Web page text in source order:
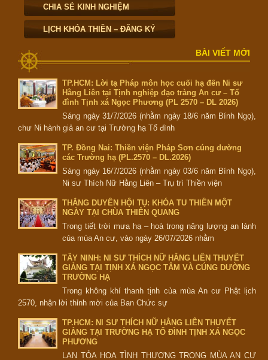
CHIA SẺ KINH NGHIỆM
LỊCH KHÓA THIỀN – ĐĂNG KÝ
BÀI VIẾT MỚI
TP.HCM: Lời tạ Pháp môn học cuối hạ đến Ni sư
Hằng Liên tại Tịnh nghiệp đạo tràng An cư – Tổ
đình Tịnh xá Ngọc Phương (PL 2570 – DL 2026)
Sáng ngày 31/7/2026 (nhằm ngày 18/6 năm Bính Ngọ),
chư Ni hành giả an cư tại Trường hạ Tổ đình
TP. Đồng Nai: Thiền viện Pháp Sơn cúng dường
các Trường hạ (PL.2570 – DL.2026)
Sáng ngày 16/7/2026 (nhằm ngày 03/6 năm Bính Ngọ),
Ni sư Thích Nữ Hằng Liên – Trụ trì Thiền viện
THẮNG DUYÊN HỘI TỤ: KHÓA TU THIỀN MỘT
NGÀY TẠI CHÙA THIÊN QUANG
Trong tiết trời mưa hạ – hoà trong năng lượng an lành
của mùa An cư, vào ngày 26/07/2026 nhằm
TÂY NINH: NI SƯ THÍCH NỮ HẰNG LIÊN THUYẾT
GIẢNG TẠI TỊNH XÁ NGỌC TÂM VÀ CÚNG DƯỜNG
TRƯỜNG HẠ
Trong không khí thanh tịnh của mùa An cư Phật lịch
2570, nhận lời thỉnh mời của Ban Chức sự
TP.HCM: NI SƯ THÍCH NỮ HẰNG LIÊN THUYẾT
GIẢNG TẠI TRƯỜNG HẠ TỔ ĐÌNH TỊNH XÁ NGỌC
PHƯƠNG
LAN TỎA HOA TÌNH THƯƠNG TRONG MÙA AN CƯ